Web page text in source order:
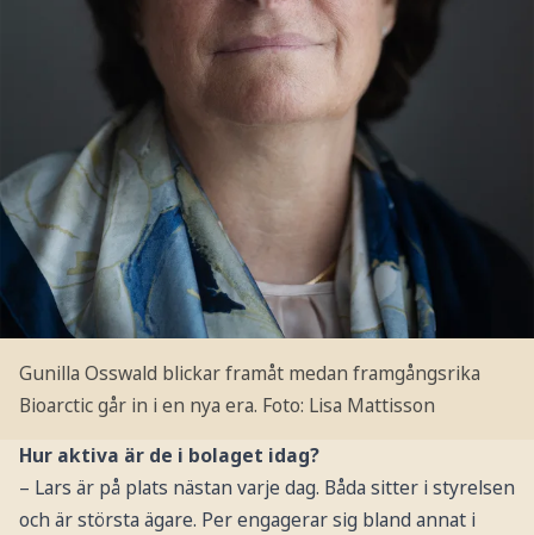
Gunilla Osswald blickar framåt medan framgångsrika
Bioarctic går in i en nya era. Foto: Lisa Mattisson
Hur aktiva är de i bolaget idag?
– Lars är på plats nästan varje dag. Båda sitter i styrelsen
och är största ägare. Per engagerar sig bland annat i